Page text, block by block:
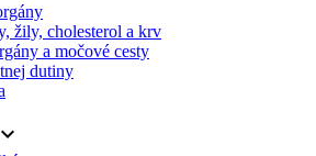
žily, cholesterol a krv
a močové cesty
dutiny
keyboard_arrow_down